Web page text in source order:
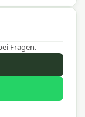
Fragen.